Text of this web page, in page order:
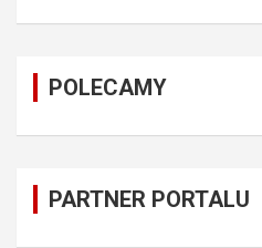
POLECAMY
PARTNER PORTALU